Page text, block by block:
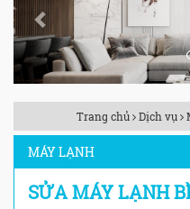
Trang chủ Dịch vụ
MÁY LẠNH
SỬA MÁY LẠNH